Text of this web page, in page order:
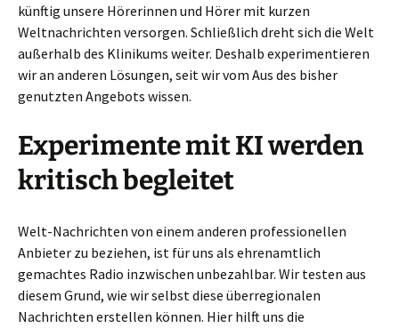
künftig unsere Hörerinnen und Hörer mit kurzen
Weltnachrichten versorgen. Schließlich dreht sich die Welt
außerhalb des Klinikums weiter. Deshalb experimentieren
wir an anderen Lösungen, seit wir vom Aus des bisher
genutzten Angebots wissen.
Experimente mit KI werden
kritisch begleitet
Welt-Nachrichten von einem anderen professionellen
Anbieter zu beziehen, ist für uns als ehrenamtlich
gemachtes Radio inzwischen unbezahlbar. Wir testen aus
diesem Grund, wie wir selbst diese überregionalen
Nachrichten erstellen können. Hier hilft uns die